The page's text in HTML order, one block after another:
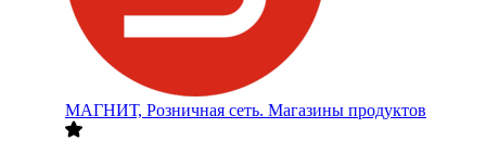
МАГНИТ, Розничная сеть. Магазины продуктов